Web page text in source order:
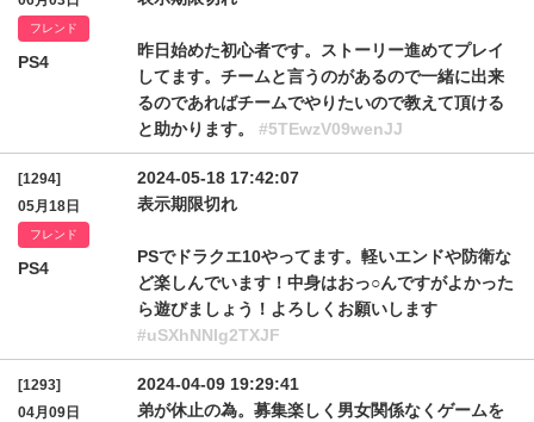
フレンド
PS4
昨日始めた初心者です。ストーリー進めてプレイ
してます。チームと言うのがあるので一緒に出来
るのであればチームでやりたいので教えて頂ける
と助かります。 #5TEwzV09wenJJ
[1294]
05月18日
フレンド
PS4
2024-05-18 17:42:07
表示期限切れ
PSでドラクエ10やってます。軽いエンドや防衛な
ど楽しんでいます！中身はおっ○んですがよかった
ら遊びましょう！よろしくお願いします
#uSXhNNlg2TXJF
[1293]
04月09日
2024-04-09 19:29:41
弟が休止の為。募集楽しく男女関係なくゲームを